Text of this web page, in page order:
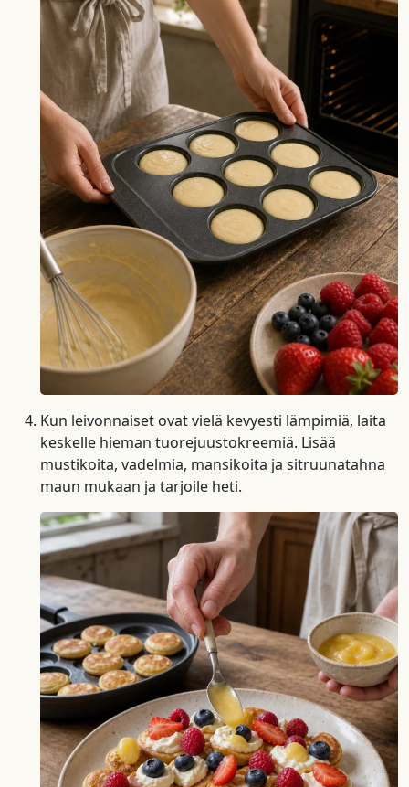
Kun leivonnaiset ovat vielä kevyesti lämpimiä, laita
keskelle hieman tuorejuustokreemiä. Lisää
mustikoita, vadelmia, mansikoita ja sitruunatahna
maun mukaan ja tarjoile heti.